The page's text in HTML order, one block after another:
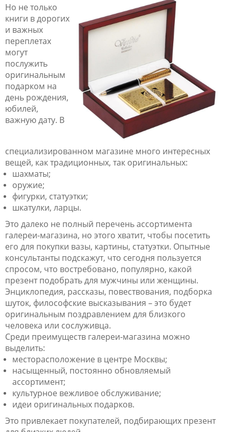
Но не только
книги в дорогих
и важных
переплетах
могут
послужить
оригинальным
подарком на
день рождения,
юбилей,
важную дату. В
специализированном магазине много интересных
вещей, как традиционных, так оригинальных:
шахматы;
оружие;
фигурки, статуэтки;
шкатулки, ларцы.
Это далеко не полный перечень ассортимента
галереи-магазина, но этого хватит, чтобы посетить
его для покупки вазы, картины, статуэтки. Опытные
консультанты подскажут, что сегодня пользуется
спросом, что востребовано, популярно, какой
презент подобрать для мужчины или женщины.
Энциклопедия, рассказы, повествования, подборка
шуток, философские высказывания – это будет
оригинальным поздравлением для близкого
человека или сослуживца.
Среди преимуществ галереи-магазина можно
выделить:
месторасположение в центре Москвы;
насыщенный, постоянно обновляемый
ассортимент;
культурное вежливое обслуживание;
идеи оригинальных подарков.
Это привлекает покупателей, подбирающих презент